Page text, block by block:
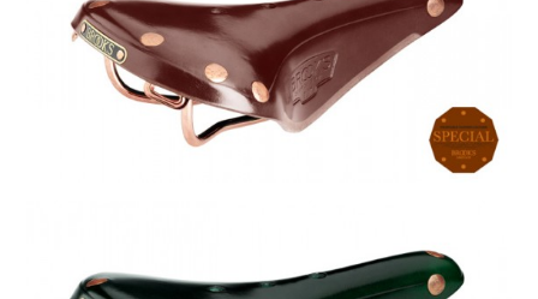
tern（ターン）
tern Crest
tern SURGE
tern SURGE PRO